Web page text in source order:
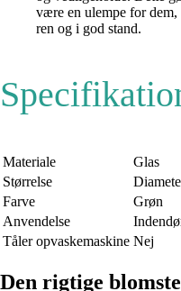
være en ulempe for dem,
ren og i god stand.
Materiale
Glas
Størrelse
Farve
Grøn
Anvendelse
Tåler opvaskemaskine Nej
Den rigtige